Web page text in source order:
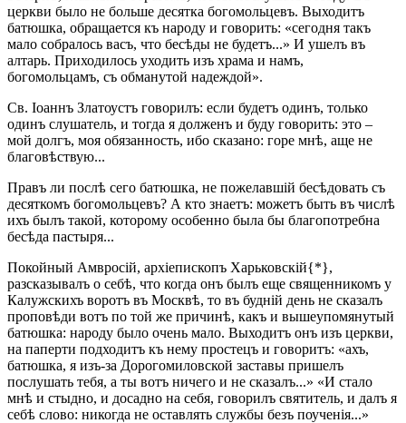
церкви было не больше десятка богомольцевъ. Выходитъ
батюшка, обращается къ народу и говорить: «сегодня такъ
мало собралось васъ, что бесѣды не будетъ...» И ушелъ въ
алтарь. Приходилось уходить изъ храма и намъ,
богомольцамъ, съ обманутой надеждой».
Св. Іоаннъ Златоустъ говорилъ: если будетъ одинъ, только
одинъ слушатель, и тогда я долженъ и буду говорить: это –
мой долгъ, моя обязанность, ибо сказано: горе мнѣ, аще не
благовѣствую...
Правъ ли послѣ сего батюшка, не пожелавшій бесѣдовать съ
десяткомъ богомольцевъ? А кто знаетъ: можетъ быть въ числѣ
ихъ былъ такой, которому особенно была бы благопотребна
бесѣда пастыря...
Покойный Амвросій, архіепископъ Харьковскій{*},
разсказывалъ о себѣ, что когда онъ былъ еще священникомъ у
Калужскихъ воротъ въ Москвѣ, то въ будній день не сказалъ
проповѣди вотъ по той же причинѣ, какъ и вышеупомянутый
батюшка: народу было очень мало. Выходитъ онъ изъ церкви,
на паперти подходитъ къ нему простецъ и говоритъ: «ахъ,
батюшка, я изъ-за Дорогомиловской заставы пришелъ
послушать тебя, а ты вотъ ничего и не сказалъ...» «И стало
мнѣ и стыдно, и досадно на себя, говорилъ святитель, и далъ я
себѣ слово: никогда не оставлять службы безъ поученія...»